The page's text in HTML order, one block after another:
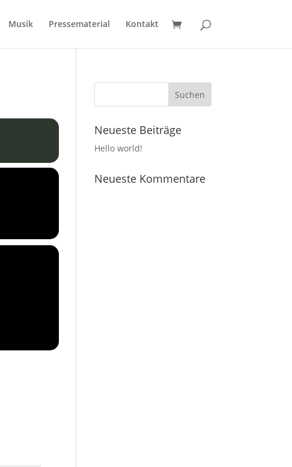
Musik Pressematerial Kontakt
Neueste Beiträge
Hello world!
Neueste Kommentare